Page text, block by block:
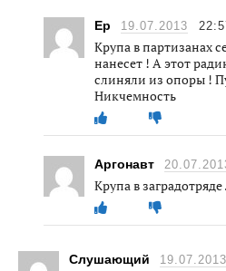
Ер 19.07.2013
Крупа в партизанах
нанесет ! А этот
слиняли из опоры !
Никчемность
Аргонавт
Крупа в заградотряде .
Слушающий 19.07.2013